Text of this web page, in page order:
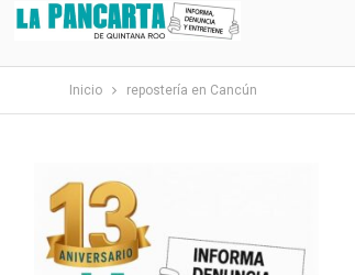
Inicio repostería en Cancún